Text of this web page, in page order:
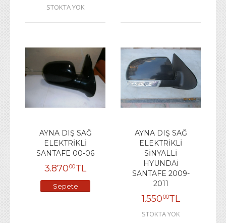
STOKTA YOK
AYNA DIŞ SAĞ
ELEKTRİKLİ
SANTAFE 00-06
3.87000TL
Sepete
AYNA DIŞ SAĞ
ELEKTRİKLİ
SİNYALLİ
HYUNDAİ
SANTAFE 2009-
2011
1.55000TL
STOKTA YOK